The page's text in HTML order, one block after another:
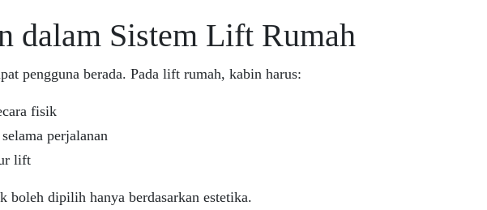
dalam Sistem Lift Rumah
pengguna berada. Pada lift rumah, kabin harus:
fisik
perjalanan
lift
boleh dipilih hanya berdasarkan estetika.